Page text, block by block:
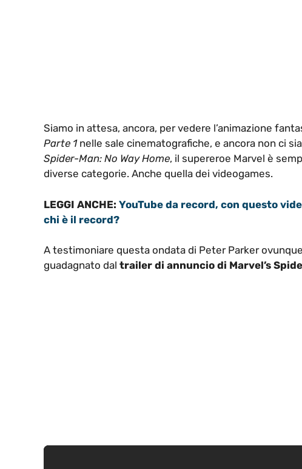
Siamo in attesa, ancora, per vedere l’animazione
Parte 1nelle sale cinematografiche, e ancora non ci
Spider-Man: No Way Home, il supereroe Marvel è
diverse categorie. Anche quella dei videogames.
LEGGI ANCHE: YouTube da record, con questo
chi è il record?
A testimoniare questa ondata di Peter Parker
guadagnato dal trailer di annuncio di Marvel’s